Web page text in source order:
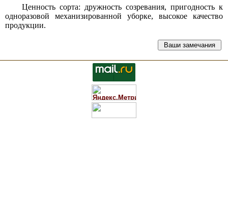
Ценность сорта: дружность созревания, пригодность к
одноразовой механизированной уборке, высокое качество
продукции.